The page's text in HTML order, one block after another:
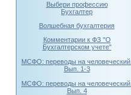
Выбери профессию
Бухгалтер
Волшебная бухгалтерия
Комментарии к ФЗ "О
Бухгалтерском учете"
МСФО: переводы на человеческий.
Вып. 1-3
МСФО: переводы на человеческий.
Вып. 4